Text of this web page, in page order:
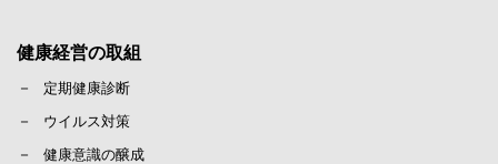
健康経営の取組
定期健康診断
ウイルス対策
健康意識の醸成